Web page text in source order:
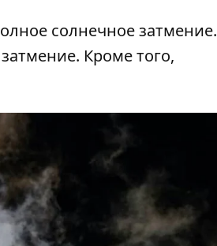
солнечное затмение.
Кроме того,